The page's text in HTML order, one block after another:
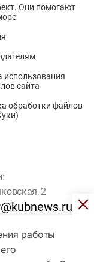
работы
Они помогают
использования
сайта
обработки файлов
2
16 лет